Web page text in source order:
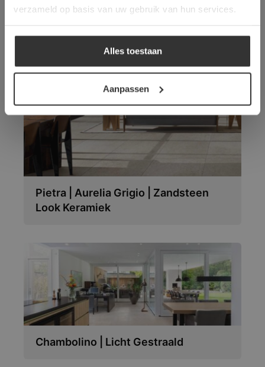
verzameld op basis van uw gebruik van hun services.
Alles toestaan
Aanpassen
Vloeren die wellicht ook
uw interesse hebben:
Pietra | Aurelia Grigio | Zandsteen
Look Keramiek
Chambolino | Licht Gestraald
ALLES ACCEPTEREN
ALLES AFWIJZEN
DETAILS WEERGEVEN